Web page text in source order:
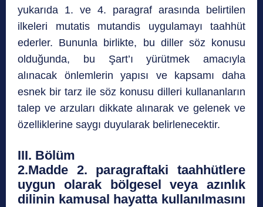
yukarıda 1. ve 4. paragraf arasında belirtilen
ilkeleri mutatis mutandis uygulamayı taahhüt
ederler. Bununla birlikte, bu diller söz konusu
olduğunda, bu Şart’ı yürütmek amacıyla
alınacak önlemlerin yapısı ve kapsamı daha
esnek bir tarz ile söz konusu dilleri kullananların
talep ve arzuları dikkate alınarak ve gelenek ve
özelliklerine saygı duyularak belirlenecektir.
III. Bölüm
2.Madde 2. paragraftaki taahhütlere
uygun olarak bölgesel veya azınlık
dilinin kamusal hayatta kullanılmasını